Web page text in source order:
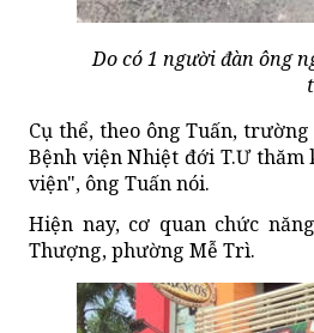
Do có 1 người đàn ông
Cụ thể, theo ông Tuấn,
Bệnh viện Nhiệt đới T.Ư
viện", ông Tuấn nói.
Hiện nay, cơ quan chức
Thượng, phường Mễ Trì.